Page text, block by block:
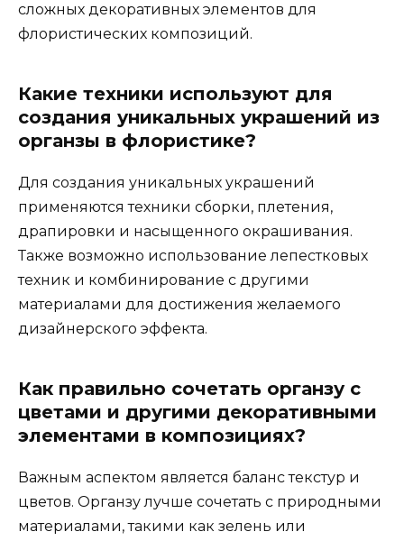
сложных декоративных элементов для
флористических композиций.
Какие техники используют для
создания уникальных украшений из
органзы в флористике?
Для создания уникальных украшений
применяются техники сборки, плетения,
драпировки и насыщенного окрашивания.
Также возможно использование лепестковых
техник и комбинирование с другими
материалами для достижения желаемого
дизайнерского эффекта.
Как правильно сочетать органзу с
цветами и другими декоративными
элементами в композициях?
Важным аспектом является баланс текстур и
цветов. Органзу лучше сочетать с природными
материалами, такими как зелень или